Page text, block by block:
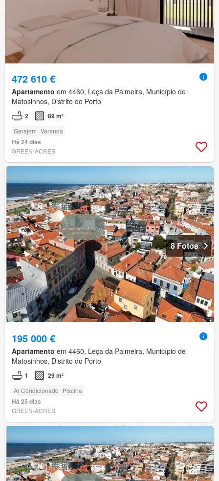
472 610 €
Apartamento em 4460, Leça da Palmeira, Município de
Matosinhos, Distrito do Porto
2 89 m²
Garajem Varanda
Há 24 dias
GREEN-ACRES
8 Fotos
195 000 €
Apartamento em 4460, Leça da Palmeira, Município de
Matosinhos, Distrito do Porto
1 29 m²
Ar Condicionado Piscina
Há 25 dias
GREEN-ACRES